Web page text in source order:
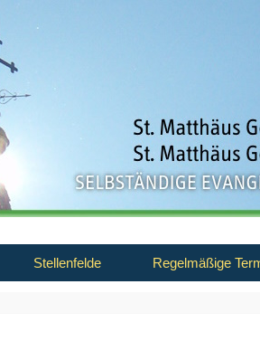
Stellenfelde Regelmäßige